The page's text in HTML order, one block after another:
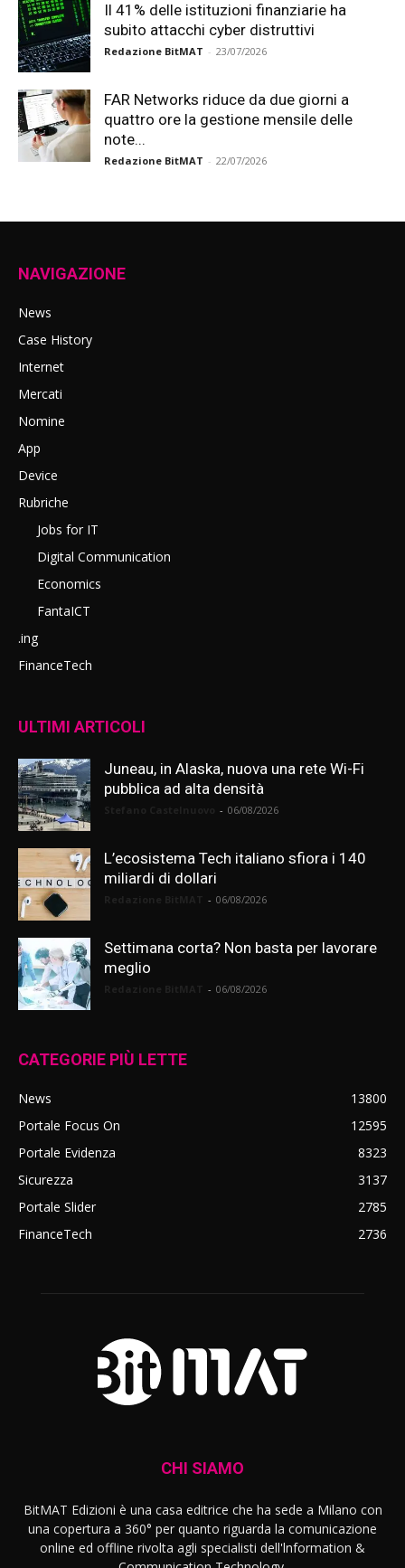
Il 41% delle istituzioni finanziarie ha
subito attacchi cyber distruttivi
Redazione BitMAT - 23/07/2026
FAR Networks riduce da due giorni a
quattro ore la gestione mensile delle
note...
Redazione BitMAT - 22/07/2026
NAVIGAZIONE
News
Case History
Internet
Mercati
Nomine
App
Device
Rubriche
Jobs for IT
Digital Communication
Economics
FantaICT
.ing
FinanceTech
ULTIMI ARTICOLI
Juneau, in Alaska, nuova una rete Wi-Fi
pubblica ad alta densità
- 06/08/2026
L’ecosistema Tech italiano sfiora i 140
miliardi di dollari
- 06/08/2026
Settimana corta? Non basta per lavorare
meglio
- 06/08/2026
CATEGORIE PIÙ LETTE
News
13800
Portale Focus On
12595
Portale Evidenza
8323
Sicurezza
3137
Portale Slider
2785
FinanceTech
2736
CHI SIAMO
BitMAT Edizioni è una casa editrice che ha sede a Milano con
una copertura a 360° per quanto riguarda la comunicazione
online ed offline rivolta agli specialisti dell'lnformation &